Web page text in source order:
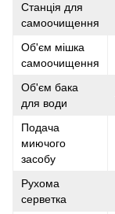
Станція для
самоочищення
Об'єм мішка
самоочищення
Об'єм бака
для води
Подача
миючого
засобу
Рухома
серветка